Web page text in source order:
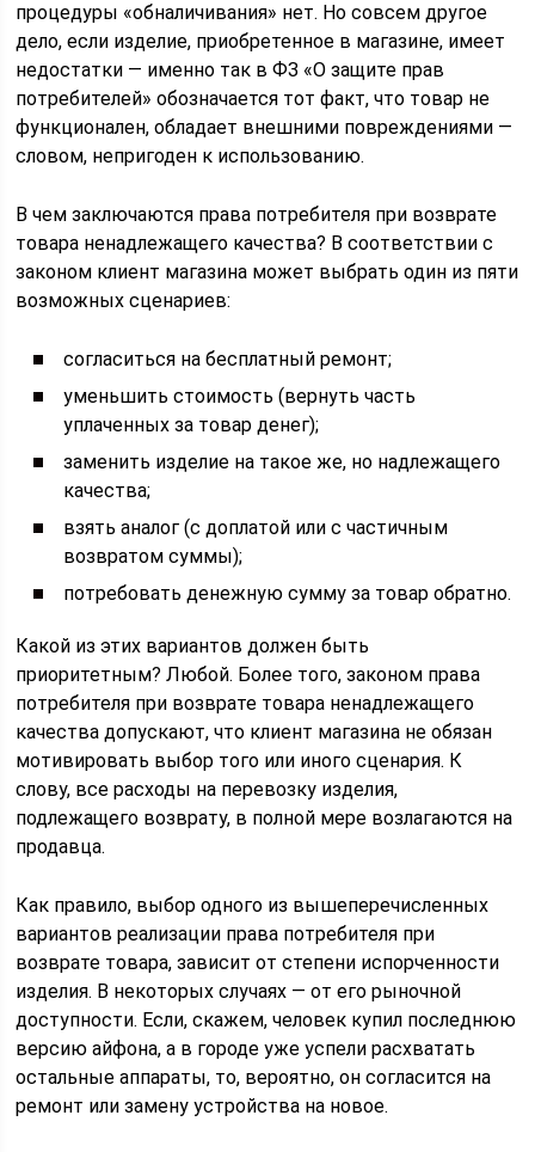
процедуры «обналичивания» нет. Но совсем другое
дело, если изделие, приобретенное в магазине, имеет
недостатки — именно так в ФЗ «О защите прав
потребителей» обозначается тот факт, что товар не
функционален, обладает внешними повреждениями —
словом, непригоден к использованию.
В чем заключаются права потребителя при возврате
товара ненадлежащего качества? В соответствии с
законом клиент магазина может выбрать один из пяти
возможных сценариев:
согласиться на бесплатный ремонт;
уменьшить стоимость (вернуть часть
уплаченных за товар денег);
заменить изделие на такое же, но надлежащего
качества;
взять аналог (с доплатой или с частичным
возвратом суммы);
потребовать денежную сумму за товар обратно.
Какой из этих вариантов должен быть
приоритетным? Любой. Более того, законом права
потребителя при возврате товара ненадлежащего
качества допускают, что клиент магазина не обязан
мотивировать выбор того или иного сценария. К
слову, все расходы на перевозку изделия,
подлежащего возврату, в полной мере возлагаются на
продавца.
Как правило, выбор одного из вышеперечисленных
вариантов реализации права потребителя при
возврате товара, зависит от степени испорченности
изделия. В некоторых случаях — от его рыночной
доступности. Если, скажем, человек купил последнюю
версию айфона, а в городе уже успели расхватать
остальные аппараты, то, вероятно, он согласится на
ремонт или замену устройства на новое.